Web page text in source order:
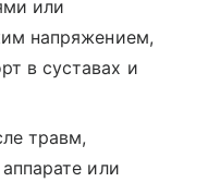
или
напряжением,
в суставах и
травм,
или